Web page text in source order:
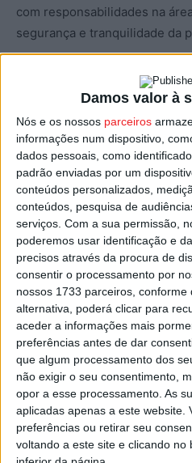
Damos valor à
Nós e os nossos parceiros
informações num dispositivo,
dados pessoais, como
padrão enviadas por um
conteúdos personalizados,
conteúdos, pesquisa de
serviços. Com a sua permissão,
poderemos usar identificação e
precisos através da procura de
consentir o processamento por
nossos 1733 parceiros, conforme
alternativa, poderá clicar para
aceder a informações mais
preferências antes de dar
que algum processamento dos
não exigir o seu consentimento,
opor a esse processamento. As
aplicadas apenas a este website.
preferências ou retirar seu
voltando a este site e clicando
com responsabilidades na
segurança e tranquilidade da
Além dos presidentes da
Municipal, integram o
de Lamego, os vereadores da
Civil, os comandantes das
Bombeiros Voluntários,
dos agrupamentos de escolas
Ministério Público e de
de apoio social, cultural e
Esta e outras notícias para
FM ou emwww.968.fm
Pub
TAGS Conselho Municipal Segurança